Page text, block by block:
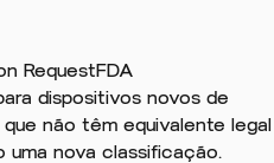
RequestFDA
dispositivos novos de
não têm equivalente legal
uma nova classificação.